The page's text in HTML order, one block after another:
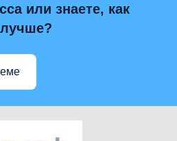
или знаете, как